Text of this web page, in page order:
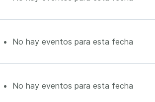
No hay eventos para esta fecha
No hay eventos para esta fecha